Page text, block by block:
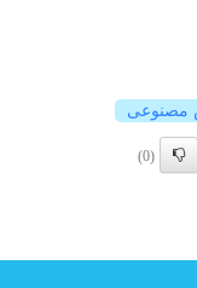
مصنوعی
(0)